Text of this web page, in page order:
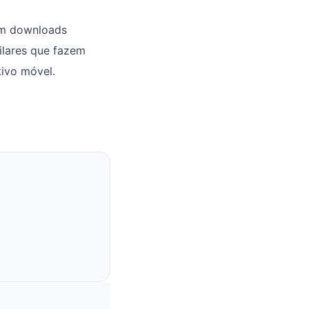
downloads
que fazem
móvel.